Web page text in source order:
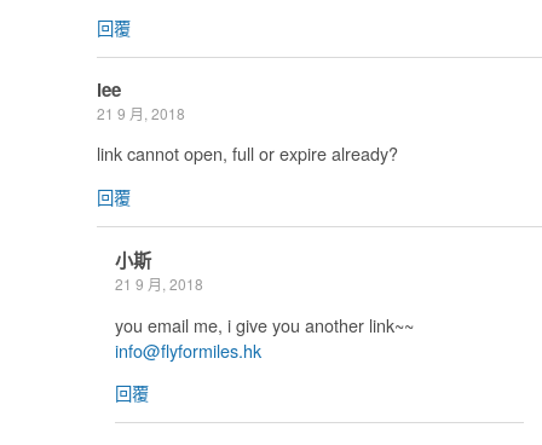
回覆
lee
21 9 月, 2018
link cannot open, full or expire already?
回覆
小斯
21 9 月, 2018
you email me, i give you another link~~
info@flyformiles.hk
回覆